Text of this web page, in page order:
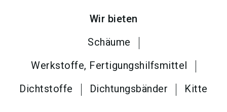
Wir bieten
Schäume
Werkstoffe, Fertigungshilfsmittel
Dichtstoffe
Dichtungsbänder Kitte